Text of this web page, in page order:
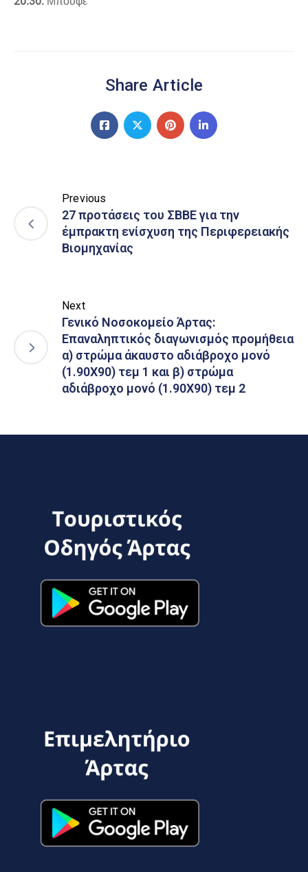
Share Article
Previous
27 προτάσεις του ΣΒΒΕ για την
έμπρακτη ενίσχυση της Περιφερειακής
Βιομηχανίας
Next
Γενικό Νοσοκομείο Άρτας:
Επαναληπτικός διαγωνισμός προμήθεια
α) στρώμα άκαυστο αδιάβροχο μονό
(1.90Χ90) τεμ 1 και β) στρώμα
αδιάβροχο μονό (1.90Χ90) τεμ 2